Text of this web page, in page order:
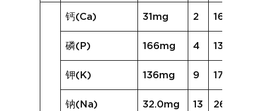
钙(Ca) 31mg 2 16mg
磷(P) 166mg 4 136mg
钾(K) 136mg 9 172mg
钠(Na) 32.0mg 13 261.2mg